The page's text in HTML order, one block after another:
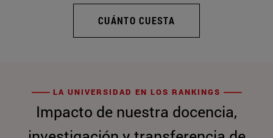
CUÁNTO CUESTA
LA UNIVERSIDAD EN LOS RANKINGS
Impacto de nuestra docencia,